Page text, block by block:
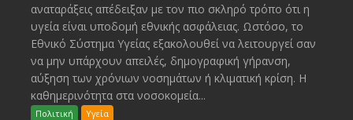
αναταράξεις απέδειξαν με τον πιο σκληρό τρόπο ότι η
υγεία είναι υποδομή εθνικής ασφάλειας. Ωστόσο, το
Εθνικό Σύστημα Υγείας εξακολουθεί να λειτουργεί σαν
να μην υπάρχουν απειλές, δημογραφική γήρανση,
αύξηση των χρόνιων νοσημάτων ή κλιματική κρίση. Η
καθημερινότητα στα νοσοκομεία...
Πολιτική Υγεία